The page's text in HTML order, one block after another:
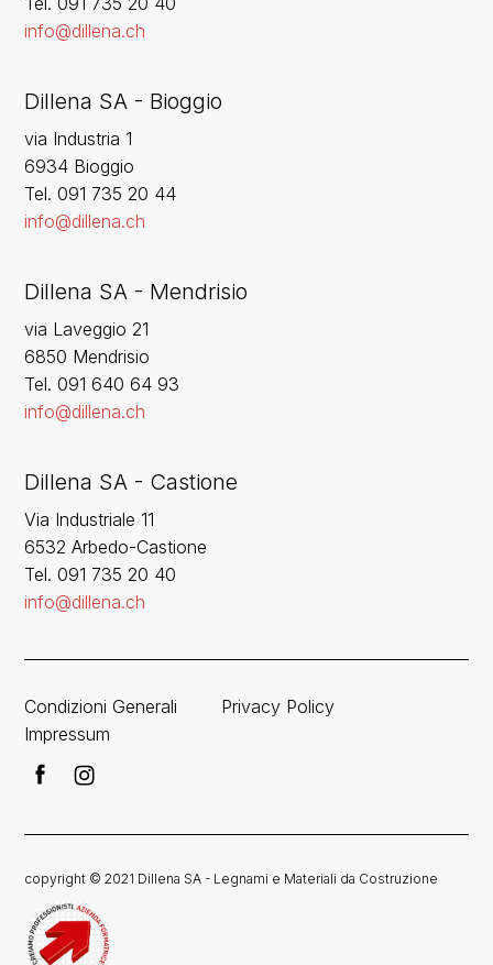
info@dillena.ch
Dillena SA - Bioggio
via Industria 1
6934 Bioggio
Tel. 091 735 20 44
info@dillena.ch
Dillena SA - Mendrisio
via Laveggio 21
6850 Mendrisio
Tel. 091 640 64 93
info@dillena.ch
Dillena SA - Castione
Via Industriale 11
6532 Arbedo-Castione
Tel. 091 735 20 40
info@dillena.ch
Condizioni Generali
Privacy Policy
Impressum
copyright © 2021 Dillena SA - Legnami e Materiali da Costruzione